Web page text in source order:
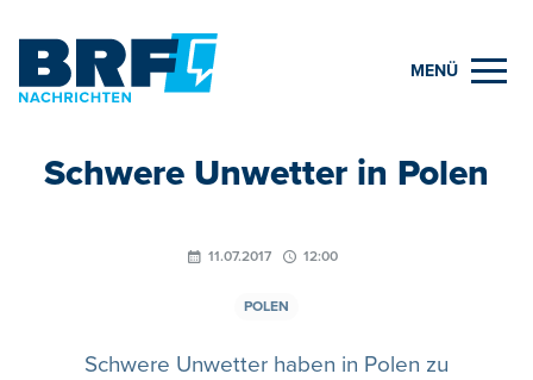
MENÜ
Schwere Unwetter in Polen
11.07.2017 12:00
POLEN
Schwere Unwetter haben in Polen zu